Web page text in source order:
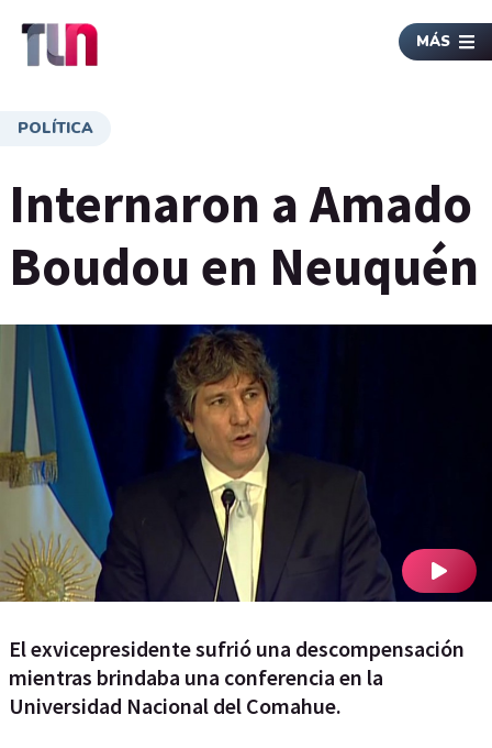
MÁS
POLÍTICA
Internaron a Amado
Boudou en Neuquén
El exvicepresidente sufrió una descompensación
mientras brindaba una conferencia en la
Universidad Nacional del Comahue.